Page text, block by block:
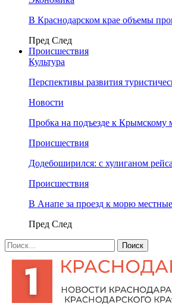
В Краснодарском крае объемы
Пред След
Происшествия
Культура
Перспективы развития
Новости
Пробка на подъезде к Крымскому
Происшествия
Додебоширился: с хулиганом
Происшествия
В Анапе за проезд к морю
Пред След